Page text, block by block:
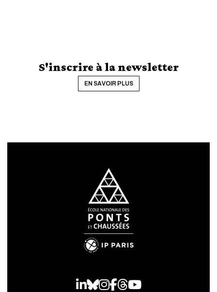
S'inscrire à la newsletter
EN SAVOIR PLUS
LinkedIn
Bluesky
Instagram
Facebook
Threads
Youtube